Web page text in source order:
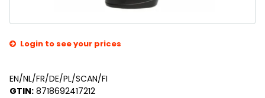
Login to see your prices
EN/NL/FR/DE/PL/SCAN/FI
GTIN: 8718692417212